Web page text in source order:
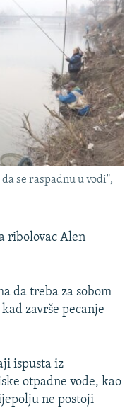
se raspadnu u vodi",
ribolovac Alen
da treba za sobom
završe pecanje
ispusta iz
otpadne vode, kao
ne postoji